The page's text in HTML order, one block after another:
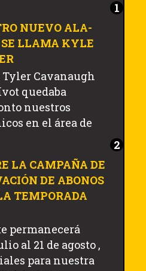
NUEVO ALA-
LLAMA KYLE
Tyler Cavanaugh
quedaba
nuestros
en el área de
LA CAMPAÑA DE
DE ABONOS
TEMPORADA
permanecerá
al 21 de agosto ,
para nuestra